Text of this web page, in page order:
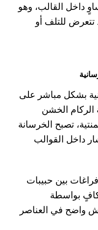
داخل القالب، وهو
للتلف أو
بشكل مباشر على
الركام الخشن
تصبح الخرسانة
داخل القوالب
بين حبيبات
بواسطة
واضح في العناصر